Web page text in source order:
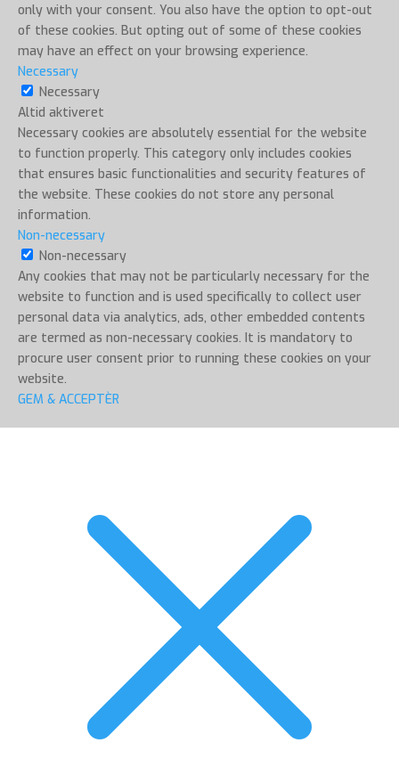
only with your consent. You also have the option to opt-out
of these cookies. But opting out of some of these cookies
may have an effect on your browsing experience.
Necessary
Necessary
Altid aktiveret
Necessary cookies are absolutely essential for the website
to function properly. This category only includes cookies
that ensures basic functionalities and security features of
the website. These cookies do not store any personal
information.
Non-necessary
Non-necessary
Any cookies that may not be particularly necessary for the
website to function and is used specifically to collect user
personal data via analytics, ads, other embedded contents
are termed as non-necessary cookies. It is mandatory to
procure user consent prior to running these cookies on your
website.
GEM & ACCEPTÈR